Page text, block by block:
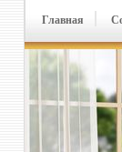
Главная